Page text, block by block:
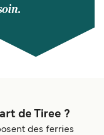
de Tiree ?
des ferries